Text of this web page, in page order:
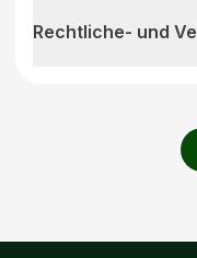
Rechtliche- und